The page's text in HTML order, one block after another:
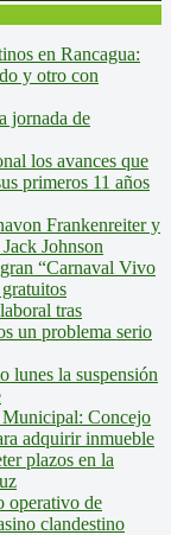
en Rancagua:
y otro con
jornada de
los avances que
primeros 11 años
Frankenreiter y
Johnson
“Carnaval Vivo
tras
un problema serio
lunes la suspensión
Municipal: Concejo
adquirir inmueble
plazos en la
operativo de
clandestino